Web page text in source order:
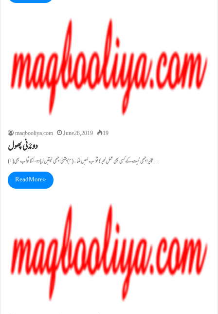
maqbooliya.com June 28, 2019 19
دو مَدَنی پھول
(۱) بِغیر اچّھی نیّت کے کسی بھی عملِ خیر کا ثواب نہیں ملتا۔ (۲)جتنی اچّھی نیّتیں زِیادہ، اُتنا ثواب بھی…
Read More »